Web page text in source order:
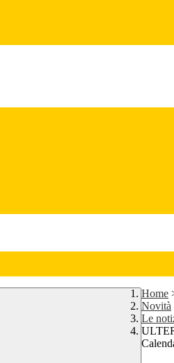
Home
Novità
Le